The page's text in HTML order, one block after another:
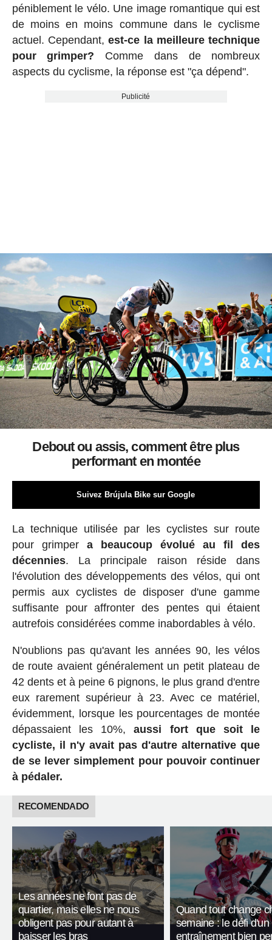
péniblement le vélo. Une image romantique qui est
de moins en moins commune dans le cyclisme
actuel. Cependant,est-ce la meilleure technique
pour grimper? Comme dans de nombreux
aspects du cyclisme, la réponse est "ça dépend".
Publicité
Debout ou assis, comment être plus
performant en montée
Suivez Brújula Bike sur Google
La technique utilisée par les cyclistes sur route
pour grimper a beaucoup évolué au fil des
décennies. La principale raison réside dans
l'évolution des développements des vélos, qui ont
permis aux cyclistes de disposer d'une gamme
suffisante pour affronter des pentes qui étaient
autrefois considérées comme inabordables à vélo.
N'oublions pas qu'avant les années 90, les vélos
de route avaient généralement un petit plateau de
42 dents et à peine 6 pignons, le plus grand d'entre
eux rarement supérieur à 23. Avec ce matériel,
évidemment, lorsque les pourcentages de montée
dépassaient les 10%,aussi fort que soit le
cycliste, il n'y avait pas d'autre alternative que
de se lever simplement pour pouvoir continuer
à pédaler.
RECOMENDADO
Les années ne font pas de
quartier, mais elles ne nous
obligent pas pour autant à
baisser les bras
Quand tout change
semaine : le défi d'un
entraînement bien